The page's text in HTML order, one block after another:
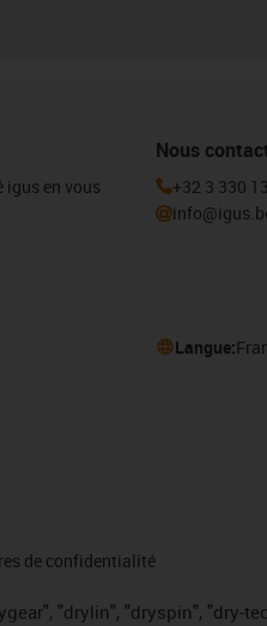
igus en vous
Nous
+32 3 330
Langue:
de confidentialité
"drylin", "dryspin", "dry-